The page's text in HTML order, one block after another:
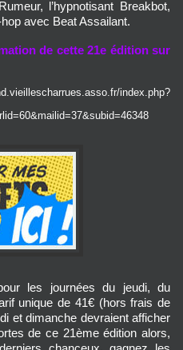
l’hypnotisant Breakbot,
avec Beat Assailant.
index.php?
les journées du jeudi, du
unique de 41€ (hors frais de
et dimanche devraient afficher
de ce 21ème édition alors,